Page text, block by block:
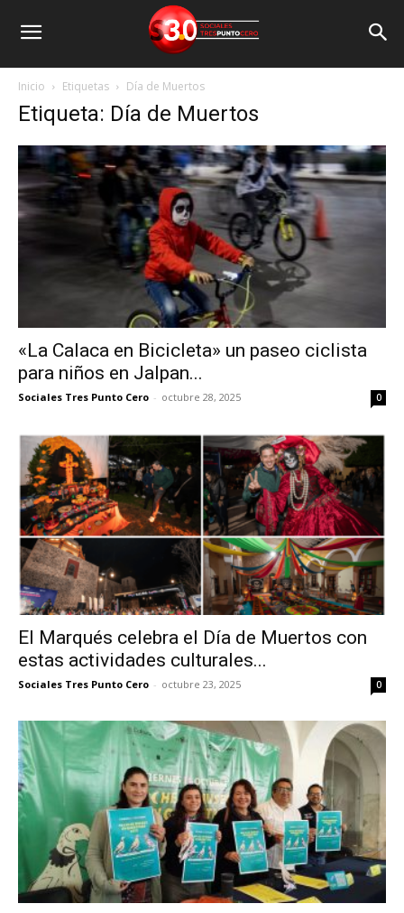
Inicio Etiquetas Día de Muertos
Etiqueta: Día de Muertos
«La Calaca en Bicicleta» un paseo ciclista
para niños en Jalpan...
Sociales Tres Punto Cero - octubre 28, 2025 0
El Marqués celebra el Día de Muertos con
estas actividades culturales...
Sociales Tres Punto Cero - octubre 23, 2025 0